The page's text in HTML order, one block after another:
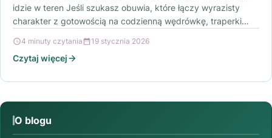
idzie w teren Jeśli szukasz obuwia, które łączy wyrazisty
charakter z gotowością na codzienną wędrówkę, traperki…
4 minuty czytania 19 stycznia 2026
Czytaj więcej
O blogu